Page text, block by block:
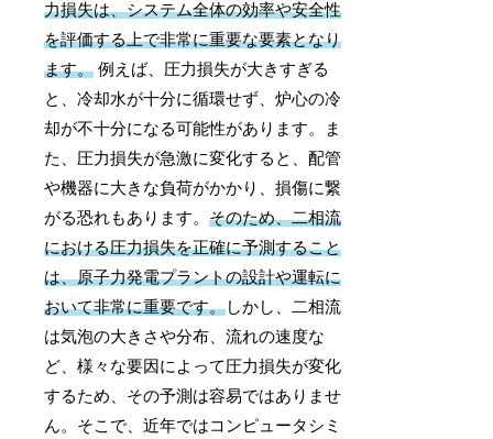
力損失は、システム全体の効率や安全性
を評価する上で非常に重要な要素となり
ます。 例えば、圧力損失が大きすぎる
と、冷却水が十分に循環せず、炉心の冷
却が不十分になる可能性があります。ま
た、圧力損失が急激に変化すると、配管
や機器に大きな負荷がかかり、損傷に繋
がる恐れもあります。そのため、二相流
における圧力損失を正確に予測すること
は、原子力発電プラントの設計や運転に
おいて非常に重要です。しかし、二相流
は気泡の大きさや分布、流れの速度な
ど、様々な要因によって圧力損失が変化
するため、その予測は容易ではありませ
ん。そこで、近年ではコンピュータシミ